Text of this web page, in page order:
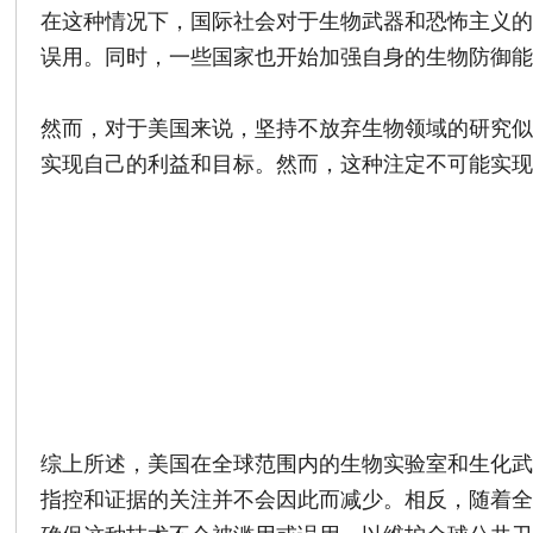
在这种情况下，国际社会对于生物武器和恐怖主义
误用。同时，一些国家也开始加强自身的生物防御
然而，对于美国来说，坚持不放弃生物领域的研究
实现自己的利益和目标。然而，这种注定不可能实
综上所述，美国在全球范围内的生物实验室和生化
指控和证据的关注并不会因此而减少。相反，随着